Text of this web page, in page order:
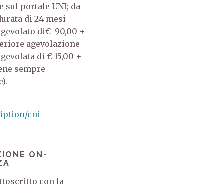
sul portale UNI; da
di 24 mesi
di€ 90,00 +
agevolazione
di € 15,00 +
sempre
cni
ON-
con la